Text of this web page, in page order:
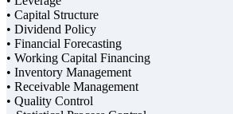
• Capital Structure
• Dividend Policy
• Financial Forecasting
• Working Capital Financing
• Inventory Management
• Receivable Management
• Quality Control